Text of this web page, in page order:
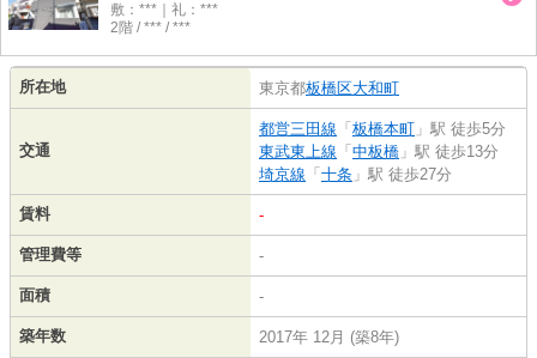
敷：***｜礼：***
2階 / *** / ***
所在地 東京都板橋区大和町
交通
都営三田線 「 板橋本町 」駅 徒歩5分
東武東上線 「 中板橋 」駅 徒歩13分
埼京線 「 十条 」駅 徒歩27分
賃料 -
管理費等 -
面積 -
築年数 2017年 12月 (築8年)